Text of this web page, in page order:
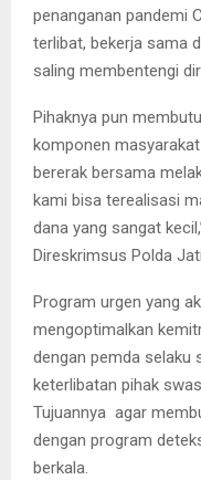
penanganan pandemi
terlibat, bekerja sama
saling membentengi
Pihaknya pun
komponen
bererak bersama
kami bisa terealisasi
dana yang sangat
Direskrimsus Polda
Program urgen yang
mengoptimalkan
dengan pemda selaku
keterlibatan pihak
Tujuannya agar
dengan program
berkala.